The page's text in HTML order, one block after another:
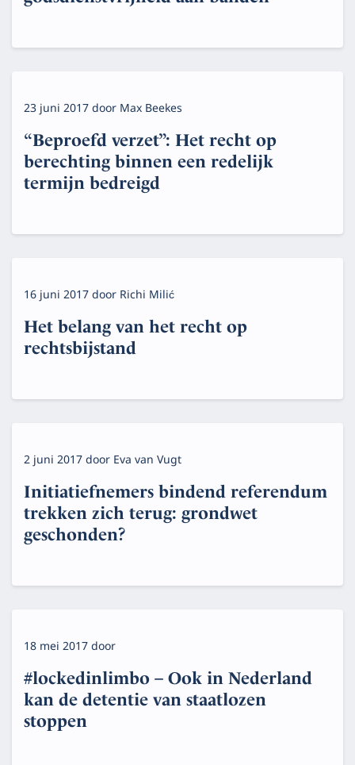
23 juni 2017door Max Beekes
“Beproefd verzet”: Het recht op
berechting binnen een redelijk
termijn bedreigd
16 juni 2017door Richi Milić
Het belang van het recht op
rechtsbijstand
2 juni 2017door Eva van Vugt
Initiatiefnemers bindend referendum
trekken zich terug: grondwet
geschonden?
18 mei 2017door
#lockedinlimbo – Ook in Nederland
kan de detentie van staatlozen
stoppen